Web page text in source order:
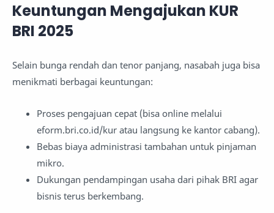
Keuntungan Mengajukan KUR
BRI 2025
Selain bunga rendah dan tenor panjang, nasabah juga bisa
menikmati berbagai keuntungan:
Proses pengajuan cepat (bisa online melalui
eform.bri.co.id/kur atau langsung ke kantor cabang).
Bebas biaya administrasi tambahan untuk pinjaman
mikro.
Dukungan pendampingan usaha dari pihak BRI agar
bisnis terus berkembang.